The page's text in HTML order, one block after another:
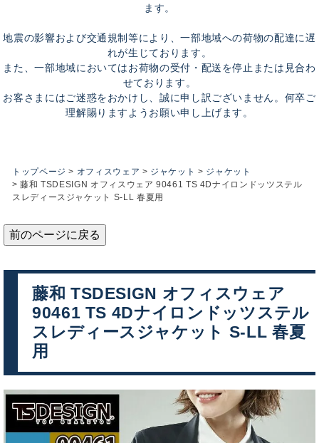
ます。
地震の影響および交通規制等により、一部地域への荷物の配達に遅
れが生じております。
また、一部地域においてはお荷物の受付・配送を停止または見合わ
せております。
お客さまにはご迷惑をおかけし、誠に申し訳ございません。何卒ご
理解賜りますようお願い申し上げます。
トップページ オフィスウェア ジャケット
ジャケット
藤和 TSDESIGN オフィスウェア 90461 TS 4Dナイロンドッツステル
スレディースジャケット S-LL 春夏用
前のページに戻る
藤和 TSDESIGN オフィスウェア
90461 TS 4Dナイロンドッツステル
スレディースジャケット S-LL 春夏
用